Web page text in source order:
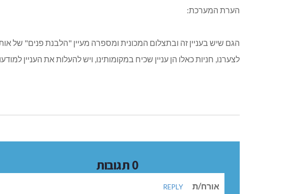
הערת המערכת:
הגם שיש בעניין זה ובתצלום המכונית ומספרה מעיין "הלבנת פנים"
לצערנו, חניות כאלו הן עניין שכיח במקומותינו, ויש להעלות את העניין
0 תגובות
אורח/ת
REPLY